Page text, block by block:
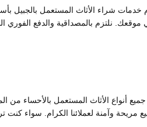
خدمات شراء الأثاث المستعمل بالجبيل
موقعك. نلتزم بالمصداقية والدفع
أنواع الأثاث المستعمل بالأحساء من
مريحة وآمنة لعملائنا الكرام. سواء